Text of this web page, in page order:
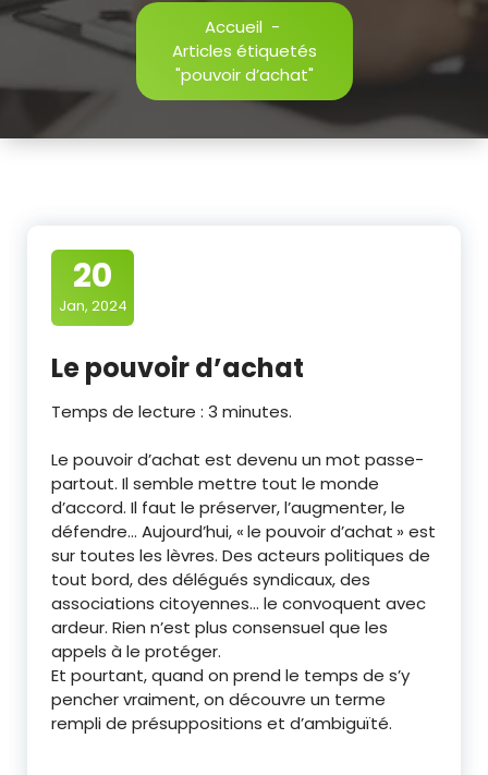
Accueil-
Articles étiquetés
"pouvoir d’achat"
20
Jan, 2024
Le pouvoir d’achat
Temps de lecture : 3 minutes.
Le pouvoir d’achat est devenu un mot passe-
partout. Il semble mettre tout le monde
d’accord. Il faut le préserver, l’augmenter, le
défendre… Aujourd’hui, « le pouvoir d’achat » est
sur toutes les lèvres. Des acteurs politiques de
tout bord, des délégués syndicaux, des
associations citoyennes… le convoquent avec
ardeur. Rien n’est plus consensuel que les
appels à le protéger.
Et pourtant, quand on prend le temps de s’y
pencher vraiment, on découvre un terme
rempli de présuppositions et d’ambiguïté.